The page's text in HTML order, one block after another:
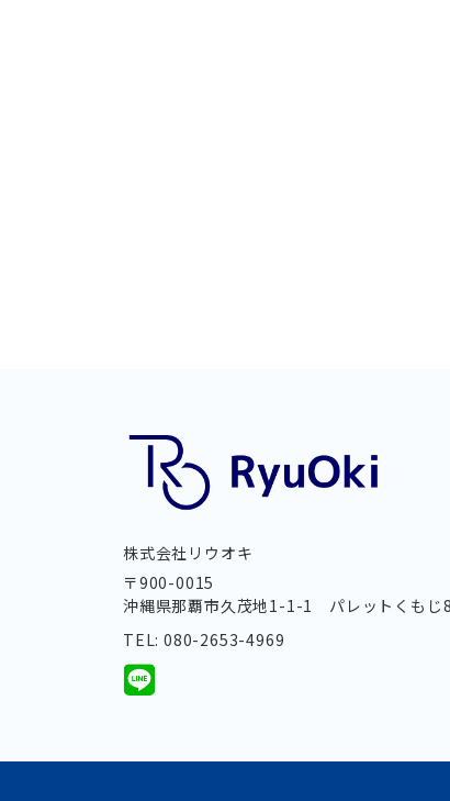
株式会社リウオキ
〒900-0015
沖縄県那覇市久茂地1-1-1 パレットくも
TEL: 080-2653-4969